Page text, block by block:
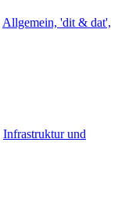
Allgemein, 'dit & dat',
Infrastruktur und